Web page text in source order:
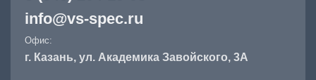
info@vs-spec.ru
Офис:
г. Казань, ул. Академика Завойского, 3А